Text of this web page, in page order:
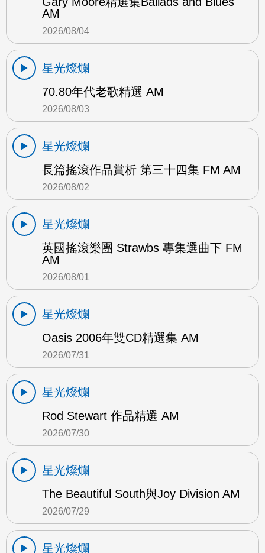
AM
2026/08/04
星光燦爛
70.80年代老歌精選 AM
2026/08/03
星光燦爛
長篇搖滾作品賞析 第三十四集 FM AM
2026/08/02
星光燦爛
英國搖滾樂團 Strawbs 專集選曲下 FM
AM
2026/08/01
星光燦爛
Oasis 2006年雙CD精選集 AM
2026/07/31
星光燦爛
Rod Stewart 作品精選 AM
2026/07/30
星光燦爛
The Beautiful South與Joy Division AM
2026/07/29
星光燦爛